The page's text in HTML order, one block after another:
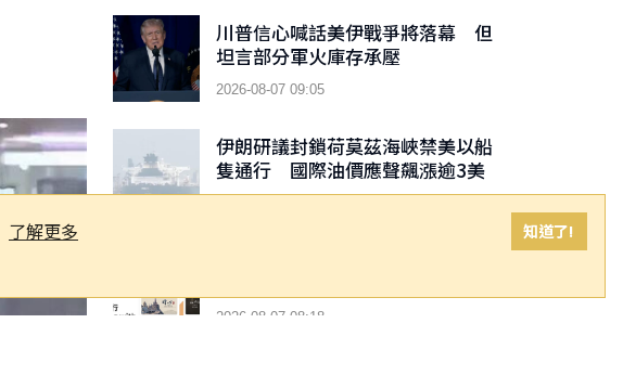
了解更多 知道了!
川普信心喊話美伊戰爭將落幕 但
坦言部分軍火庫存承壓
2026-08-07 09:05
伊朗研議封鎖荷莫茲海峽禁美以船
隻通行 國際油價應聲飆漲逾3美
元
2026-08-07 08:18